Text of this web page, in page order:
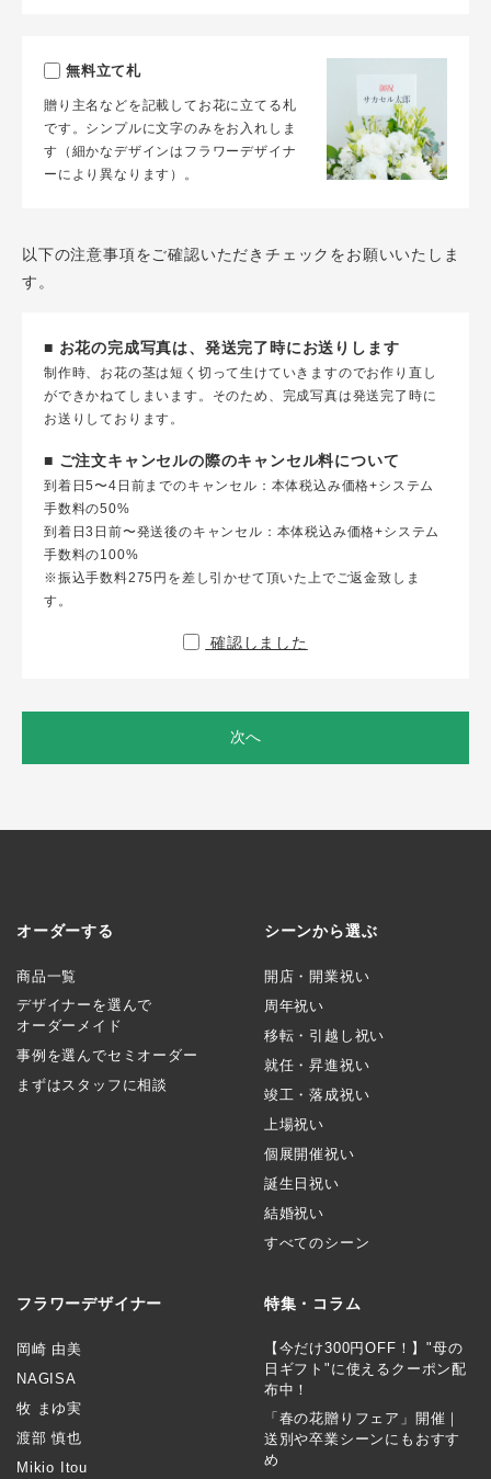
無料立て札
贈り主名などを記載してお花に立てる札
です。シンプルに文字のみをお入れしま
す（細かなデザインはフラワーデザイナ
ーにより異なります）。
以下の注意事項をご確認いただきチェックをお願いいたしま
す。
■ お花の完成写真は、発送完了時にお送りします
制作時、お花の茎は短く切って生けていきますのでお作り直し
ができかねてしまいます。そのため、完成写真は発送完了時に
お送りしております。
■ ご注文キャンセルの際のキャンセル料について
到着日5〜4日前までのキャンセル：本体税込み価格+システム
手数料の50%
到着日3日前〜発送後のキャンセル：本体税込み価格+システム
手数料の100%
※振込手数料275円を差し引かせて頂いた上でご返金致しま
す。
確認しました
次へ
オーダーする
商品一覧
デザイナーを選んで
オーダーメイド
事例を選んでセミオーダー
まずはスタッフに相談
シーンから選ぶ
開店・開業祝い
周年祝い
移転・引越し祝い
就任・昇進祝い
竣工・落成祝い
上場祝い
個展開催祝い
誕生日祝い
結婚祝い
すべてのシーン
フラワーデザイナー
岡崎 由美
NAGISA
牧 まゆ実
渡部 慎也
Mikio Itou
特集・コラム
【今だけ300円OFF！】"母の
日ギフト"に使えるクーポン配
布中！
「春の花贈りフェア」開催｜
送別や卒業シーンにもおすす
め